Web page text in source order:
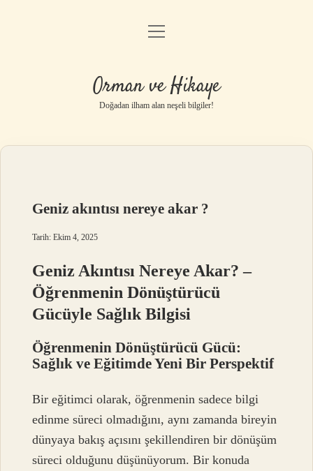
Anasayfa
Yasal Uyarı
menüyü
Orman ve Hikaye
Doğadan ilham alan neşeli bilgiler!
Geniz akıntısı nereye akar ?
Tarih: Ekim 4, 2025
Geniz Akıntısı Nereye Akar? –
Öğrenmenin Dönüştürücü
Gücüyle Sağlık Bilgisi
Öğrenmenin Dönüştürücü Gücü:
Sağlık ve Eğitimde Yeni Bir Perspektif
Bir eğitimci olarak, öğrenmenin sadece bilgi
edinme süreci olmadığını, aynı zamanda bireyin
dünyaya bakış açısını şekillendiren bir dönüşüm
süreci olduğunu düşünüyorum. Bir konuda